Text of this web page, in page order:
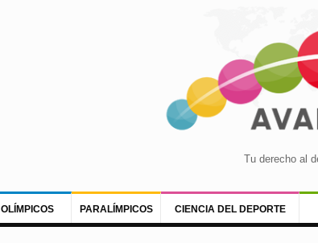
Tu derecho al
OLÍMPICOS PARALÍMPICOS CIENCIA DEL DEPORTE